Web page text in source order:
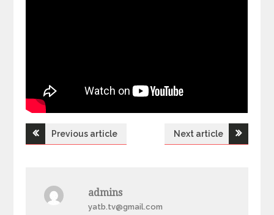
Н
Previous article Next article
admins
yatb.tv@gmail.com